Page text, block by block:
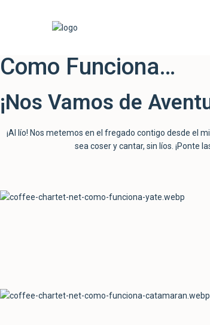
Como Funciona…
¡Nos Vamos de
¡Al lío! Nos metemos en el fregado contigo desde el
sea coser y cantar, sin líos. ¡Ponte